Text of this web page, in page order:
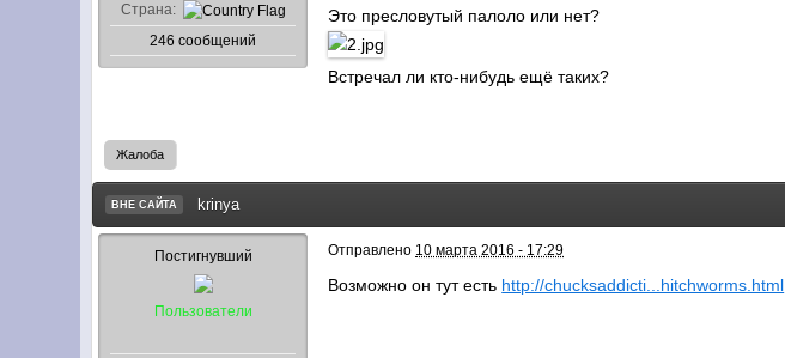
Страна:
246 сообщений
Это пресловутый палоло или нет?
Встречал ли кто-нибудь ещё таких?
Жалоба
ВНЕ САЙТА krinya
Постигнувший
Пользователи
Отправлено 10 марта 2016 - 17:29
Возможно он тут есть http://chucksaddicti...hitchworms.html